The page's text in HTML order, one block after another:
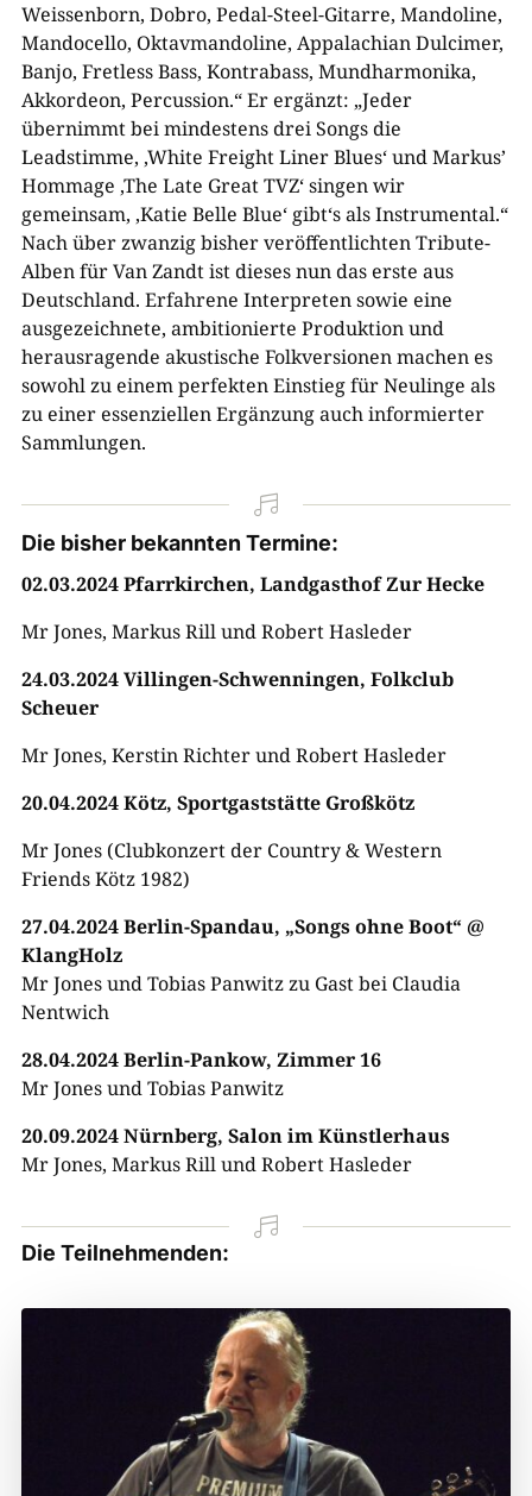
Weissenborn, Dobro, Pedal-Steel-Gitarre, Mandoline,
Mandocello, Oktavmandoline, Appalachian Dulcimer,
Banjo, Fretless Bass, Kontrabass, Mundharmonika,
Akkordeon, Percussion.“ Er ergänzt: „Jeder
übernimmt bei mindestens drei Songs die
Leadstimme, ‚White Freight Liner Blues‘ und Markus’
Hommage ‚The Late Great TVZ‘ singen wir
gemeinsam, ‚Katie Belle Blue‘ gibt‘s als Instrumental.“
Nach über zwanzig bisher veröffentlichten Tribute-
Alben für Van Zandt ist dieses nun das erste aus
Deutschland. Erfahrene Interpreten sowie eine
ausgezeichnete, ambitionierte Produktion und
herausragende akustische Folkversionen machen es
sowohl zu einem perfekten Einstieg für Neulinge als
zu einer essenziellen Ergänzung auch informierter
Sammlungen.

Die bisher bekannten Termine:
02.03.2024 Pfarrkirchen, Landgasthof Zur Hecke
Mr Jones, Markus Rill und Robert Hasleder
24.03.2024 Villingen-Schwenningen, Folkclub
Scheuer
Mr Jones, Kerstin Richter und Robert Hasleder
20.04.2024 Kötz, Sportgaststätte Großkötz
Mr Jones (Clubkonzert der Country & Western
Friends Kötz 1982)
27.04.2024 Berlin-Spandau, „Songs ohne Boot“ @
KlangHolz
Mr Jones und Tobias Panwitz zu Gast bei Claudia
Nentwich
28.04.2024 Berlin-Pankow, Zimmer 16
Mr Jones und Tobias Panwitz
20.09.2024 Nürnberg, Salon im Künstlerhaus
Mr Jones, Markus Rill und Robert Hasleder

Die Teilnehmenden: